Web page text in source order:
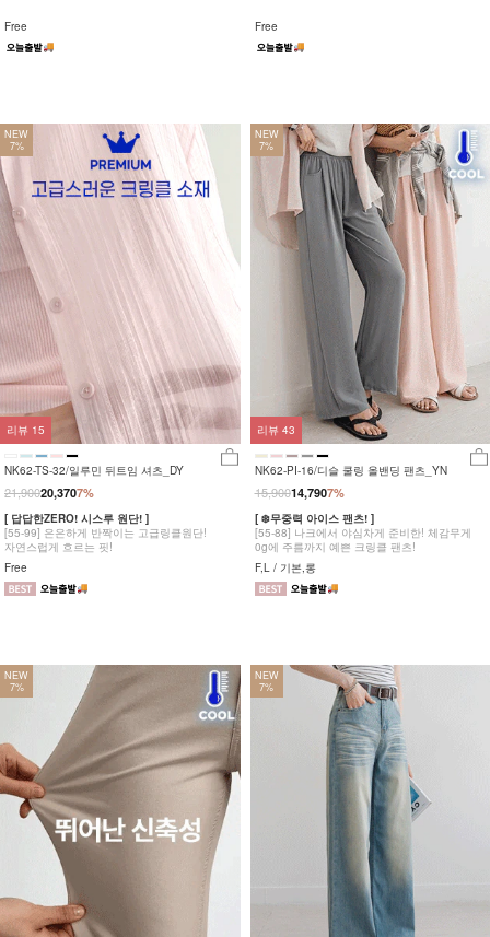
Free Free
NEW
7%
NK62-TS-32/일루민 뒤트임 셔츠_DY
7%
21,90020,370
[ 답답한ZERO! 시스루 원단! ]
[55-99] 은은하게 반짝이는 고급링클원단!
자연스럽게 흐르는 핏!
Free
리뷰 15
NEW
7%
NK62-PI-16/디슬 쿨링 올밴딩 팬츠_YN
7%
15,90014,790
[ ❄️무중력 아이스 팬츠! ]
[55-88] 나크에서 야심차게 준비한! 체감무게
0g에 주름까지 예쁜 크링클 팬츠!
F,L / 기본,롱
리뷰 43
NEW
7%
NEW
7%